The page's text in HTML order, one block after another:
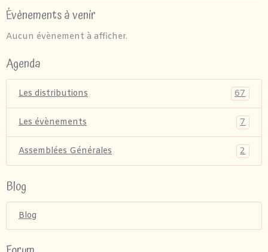
Évènements à venir
Aucun évènement à afficher.
Agenda
Les distributions 67
Les évènements 7
Assemblées Générales 2
Blog
Blog